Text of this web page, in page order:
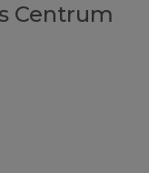
Centrum